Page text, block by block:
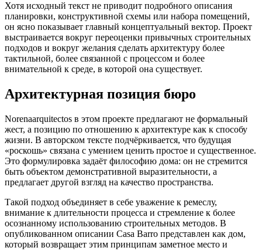
Хотя исходный текст не приводит подробного описания
планировки, конструктивной схемы или набора помещений,
он ясно показывает главный концептуальный вектор. Проект
выстраивается вокруг переоценки привычных строительных
подходов и вокруг желания сделать архитектуру более
тактильной, более связанной с процессом и более
внимательной к среде, в которой она существует.
Архитектурная позиция бюро
Norenaarquitectos в этом проекте предлагают не формальный
жест, а позицию по отношению к архитектуре как к способу
жизни. В авторском тексте подчёркивается, что будущая
«роскошь» связана с умением ценить простое и существенное.
Это формулировка задаёт философию дома: он не стремится
быть объектом демонстративной выразительности, а
предлагает другой взгляд на качество пространства.
Такой подход объединяет в себе уважение к ремеслу,
внимание к длительности процесса и стремление к более
осознанному использованию строительных методов. В
опубликованном описании Casa Barro представлен как дом,
который возвращает этим принципам заметное место и